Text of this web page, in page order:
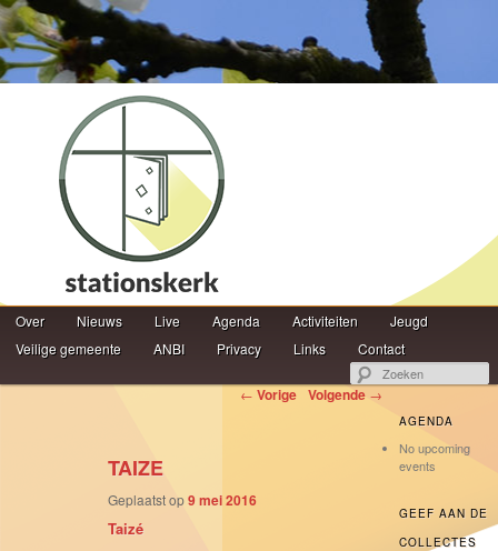
Hoofdmenu
Spring naar de primaire inhoud
Spring naar de secundaire inhoud
Over Nieuws Live Agenda Activiteiten
Jeugd
Veilige gemeente
ANBI Privacy Links Contact
Berichtnavigatie ← Vorige Volgende →
TAIZE
Geplaatst op9 mei 2016
Taizé
AGENDA
No upcoming
events
GEEF AAN DE
COLLECTES